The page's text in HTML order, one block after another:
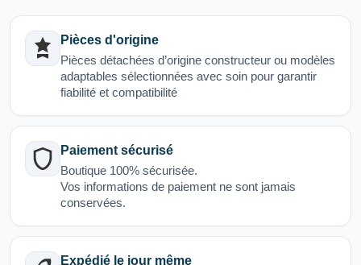
Pièces d'origine
Pièces détachées d’origine constructeur ou modèles
adaptables sélectionnées avec soin pour garantir
fiabilité et compatibilité
Paiement sécurisé
Boutique 100% sécurisée.
Vos informations de paiement ne sont jamais
conservées.
Expédié le jour même